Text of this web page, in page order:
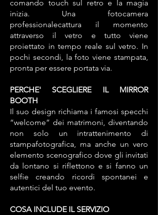
comando touch sul retro e la magia
inizia. Una fotocamera
professionalecattura il momento
attraverso il vetro e tutto viene
proiettato in tempo reale sul vetro. In
pochi secondi, la foto viene stampata,
pronta per essere portata via.
PERCHE' SCEGLIERE IL MIRROR
BOOTH
Il suo design richiama i famosi specchi
“welcome” dei matrimoni, diventando
non solo un intrattenimento di
stampafotografica, ma anche un vero
elemento scenografico dove gli invitati
da lontano si riflettono e si fanno un
selfie creando ricordi spontanei e
autentici del tuo evento.
COSA INCLUDE IL SERVIZIO